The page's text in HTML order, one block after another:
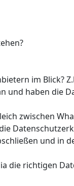
im Blick?
und haben die
zwischen
und in
die richtigen